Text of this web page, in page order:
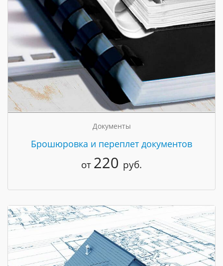
Документы
Брошюровка и переплет документов
от 220 руб.